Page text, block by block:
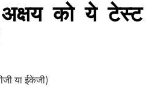
को ये टेस्ट
या ईकेजी)